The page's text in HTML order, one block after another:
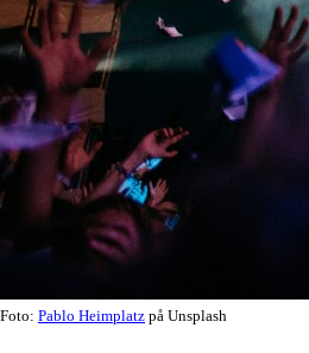
Foto: Pablo Heimplatz på Unsplash